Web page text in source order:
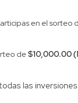
en el sorteo
de $10,000.00
las inversiones